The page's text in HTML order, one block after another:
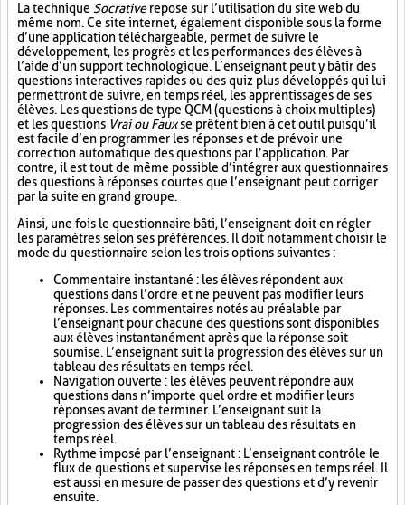
La technique Socrativerepose sur l’utilisation du site web du
même nom. Ce site internet, également disponible sous la forme
d’une application téléchargeable, permet de suivre le
développement, les progrès et les performances des élèves à
l’aide d’un support technologique. L’enseignant peut y bâtir des
questions interactives rapides ou des quiz plus développés qui lui
permettront de suivre, en temps réel, les apprentissages de ses
élèves. Les questions de type QCM (questions à choix multiples)
et les questions Vrai ou Fauxse prêtent bien à cet outil puisqu’il
est facile d’en programmer les réponses et de prévoir une
correction automatique des questions par l’application. Par
contre, il est tout de même possible d’intégrer aux questionnaires
des questions à réponses courtes que l’enseignant peut corriger
par la suite en grand groupe.
Ainsi, une fois le questionnaire bâti, l’enseignant doit en régler
les paramètres selon ses préférences. Il doit notamment choisir le
mode du questionnaire selon les trois options suivantes :
Commentaire instantané : les élèves répondent aux
questions dans l’ordre et ne peuvent pas modifier leurs
réponses. Les commentaires notés au préalable par
l’enseignant pour chacune des questions sont disponibles
aux élèves instantanément après que la réponse soit
soumise. L’enseignant suit la progression des élèves sur un
tableau des résultats en temps réel.
Navigation ouverte : les élèves peuvent répondre aux
questions dans n’importe quel ordre et modifier leurs
réponses avant de terminer. L’enseignant suit la
progression des élèves sur un tableau des résultats en
temps réel.
Rythme imposé par l’enseignant : L’enseignant contrôle le
flux de questions et supervise les réponses en temps réel. Il
est aussi en mesure de passer des questions et d’y revenir
ensuite.